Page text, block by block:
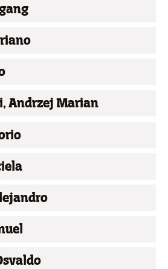
Andrzej Marian